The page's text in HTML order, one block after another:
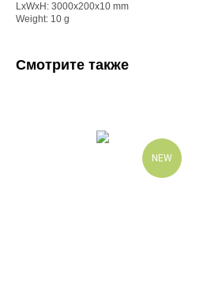
LxWxH: 3000x200x10 mm
Weight: 10 g
Смотрите также
NEW